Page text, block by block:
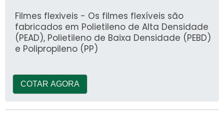
Filmes flexiveis - Os filmes flexíveis são
fabricados em Polietileno de Alta Densidade
(PEAD), Polietileno de Baixa Densidade (PEBD)
e Polipropileno (PP)
COTAR AGORA